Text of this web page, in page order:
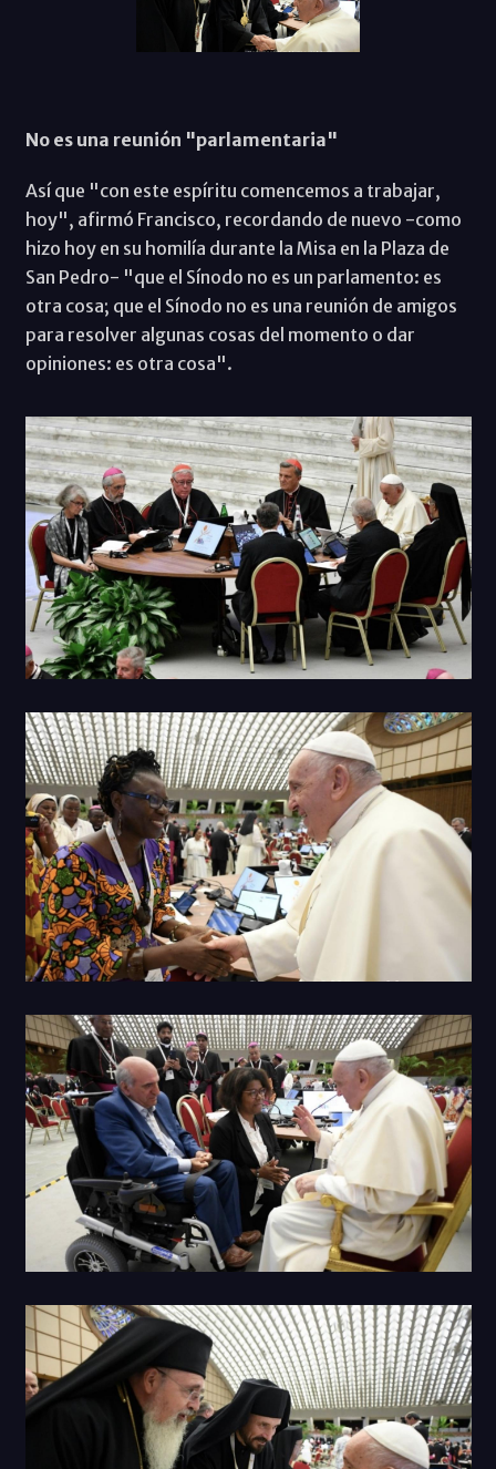
No es una reunión "parlamentaria"
Así que "con este espíritu comencemos a trabajar,
hoy", afirmó Francisco, recordando de nuevo -como
hizo hoy en su homilía durante la Misa en la Plaza de
San Pedro- "que el Sínodo no es un parlamento: es
otra cosa; que el Sínodo no es una reunión de amigos
para resolver algunas cosas del momento o dar
opiniones: es otra cosa".